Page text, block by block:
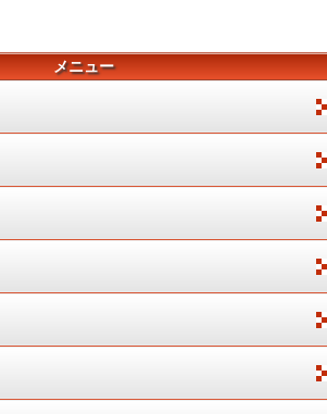
メニュー